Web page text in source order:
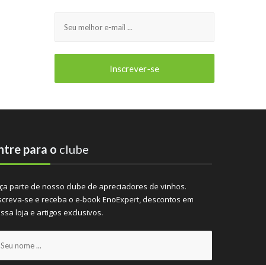
para o clube
parte de nosso clube de apreciadores de vinhos.
se e receba o e-book EnoExpert, descontos em
loja e artigos exclusivos.